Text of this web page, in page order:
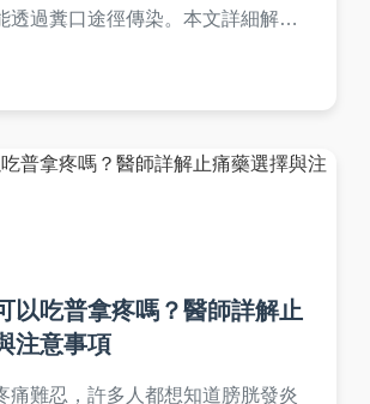
透過糞口途徑傳染。本文詳細解析
療和預防措施。我們還提供實用表
，幫助您保護家人健康，避免感染
以吃普拿疼嗎？醫師詳解止
注意事項
痛難忍，許多人都想知道膀胱發炎